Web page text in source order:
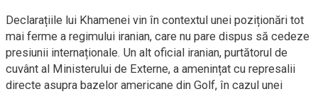
Declarațiile lui Khamenei vin în contextul unei poziționări tot
mai ferme a regimului iranian, care nu pare dispus să cedeze
presiunii internaționale. Un alt oficial iranian, purtătorul de
cuvânt al Ministerului de Externe, a amenințat cu represalii
directe asupra bazelor americane din Golf, în cazul unei